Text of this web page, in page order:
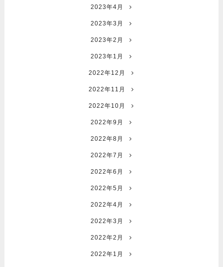
2023年4月
2023年3月
2023年2月
2023年1月
2022年12月
2022年11月
2022年10月
2022年9月
2022年8月
2022年7月
2022年6月
2022年5月
2022年4月
2022年3月
2022年2月
2022年1月